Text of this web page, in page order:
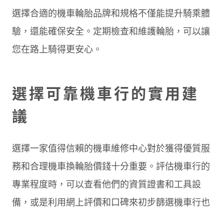
選擇合適的機車輪胎品牌和規格不僅能提升騎乘體
驗，還能確保安全。定期檢查和維護輪胎，可以讓
您在路上騎得更安心。
選擇可靠機車行的實用建
議
選擇一家值得信賴的機車維修中心對於獲得優質服
務和合理機車換輪胎價錢十分重要。評估機車行的
專業程度時，可以查看他們的資質證書和工具設
備，或是利用網上評價和口碑來初步篩選機車行也